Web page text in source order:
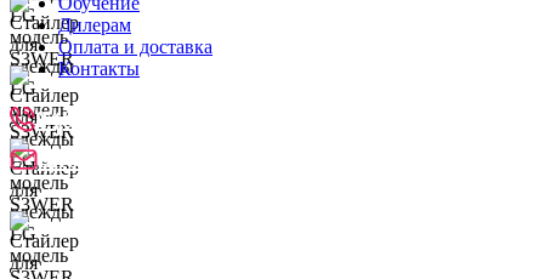
Дилерам
Оплата и доставка
Контакты
8 (800) 250-91-94
info@lg-laundry.com